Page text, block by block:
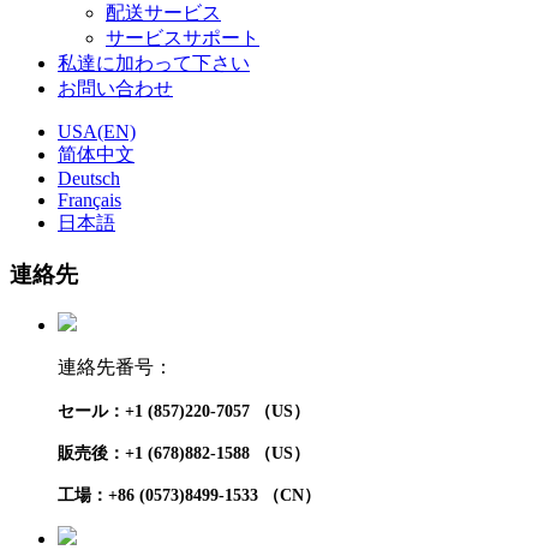
配送サービス
サービスサポート
私達に加わって下さい
お問い合わせ
USA(EN)
简体中文
Deutsch
Français
日本語
連絡先
連絡先番号：
セール：+1 (857)220-7057 （US）
販売後：+1 (678)882-1588 （US）
工場：+86 (0573)8499-1533 （CN）